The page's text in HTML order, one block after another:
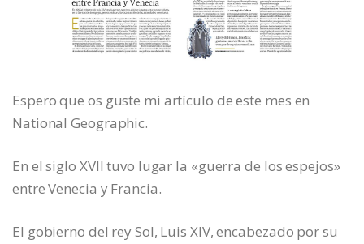
Espero que os guste mi artículo de este mes en
National Geographic.
En el siglo XVII tuvo lugar la «guerra de los espejos»
entre Venecia y Francia.
El gobierno del rey Sol, Luis XIV, encabezado por su